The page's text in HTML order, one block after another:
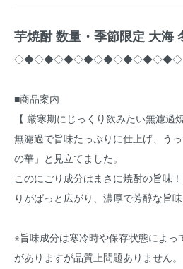
芋焼酎 数量・季節限定 大海
◇◆◇◆◇◆◇◆◇◆◇◆◇◆◇◆◇
■商品案内
【 厳寒期にじっくり飲みたい無濾過
無濾過で旨味たっぷりに仕上げ、う
の華」と見立てました。
このにごり成分はまさに焼酎の旨味
りがぱっと広がり、濃厚で芳醇な旨味
※旨味成分は寒冷時や保存状態によっ
がありますが品質上問題ありません。